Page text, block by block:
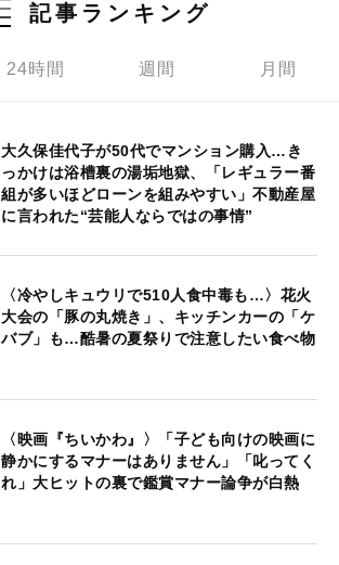
記事ランキング
24時間 週間 月間
大久保佳代子が50代でマンション購入…き
っかけは浴槽裏の湯垢地獄、「レギュラー番
組が多いほどローンを組みやすい」不動産屋
に言われた“芸能人ならではの事情”
〈冷やしキュウリで510人食中毒も…〉花火
大会の「豚の丸焼き」、キッチンカーの「ケ
バブ」も…酷暑の夏祭りで注意したい食べ物
〈映画『ちいかわ』〉「子ども向けの映画に
静かにするマナーはありません」「叱ってく
れ」大ヒットの裏で鑑賞マナー論争が白熱